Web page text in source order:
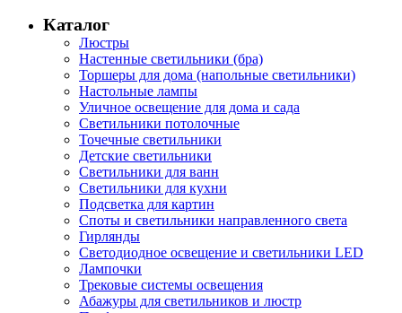
Каталог
Люстры
Настенные светильники (бра)
Торшеры для дома (напольные светильники)
Настольные лампы
Уличное освещение для дома и сада
Светильники потолочные
Точечные светильники
Детские светильники
Светильники для ванн
Светильники для кухни
Подсветка для картин
Споты и светильники направленного света
Гирлянды
Светодиодное освещение и светильники LED
Лампочки
Трековые системы освещения
Абажуры для светильников и люстр